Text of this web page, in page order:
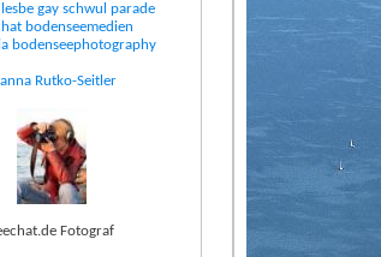
lesbe gay schwul parade
bodenseemedien
bodenseephotography
Rutko-Seitler
Fotograf